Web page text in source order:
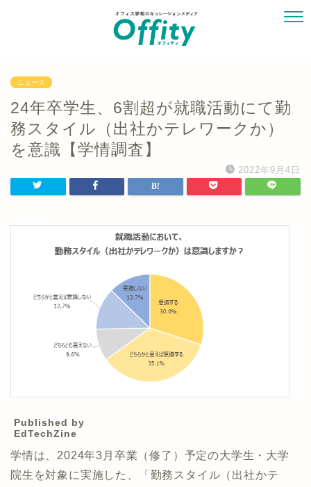
ニュース
24年卒学生、6割超が就職活動にて勤
務スタイル（出社かテレワークか）
を意識【学情調査】
2022年9月4日
Published by
EdTechZine
学情は、2024年3月卒業（修了）予定の大学生・大学
院生を対象に実施した、「勤務スタイル（出社かテ